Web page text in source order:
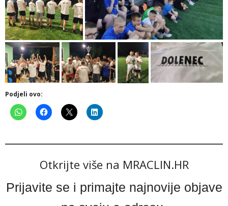
Podjeli ovo:
Otkrijte više na MRACLIN.HR
Prijavite se i primajte najnovije objave